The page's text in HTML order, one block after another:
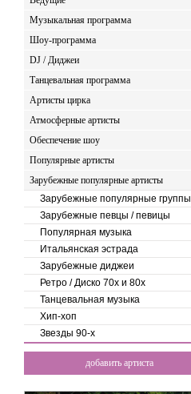
Музыкальная программа
Шоу-программа
DJ / Диджеи
Танцевальная программа
Артисты цирка
Атмосферные артисты
Обеспечение шоу
Популярные артисты
Зарубежные популярные артисты
Зарубежные популярные группы
Зарубежные певцы / певицы
Популярная музыка
Итальянская эстрада
Зарубежные диджеи
Ретро / Диско 70х и 80х
Танцевальная музыка
Хип-хоп
Звезды 90-х
добавить артиста